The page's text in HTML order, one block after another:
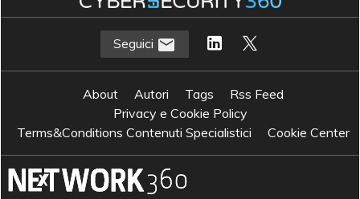
Seguici
About Autori Tags
Rss Feed
Privacy e Cookie Policy
Terms&Conditions Contenuti Specialistici
Cookie Center